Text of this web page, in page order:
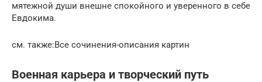
мятежной души внешне спокойного и уверенного в себе
Евдокима.
см. также:Все сочинения-описания картин
Военная карьера и творческий путь